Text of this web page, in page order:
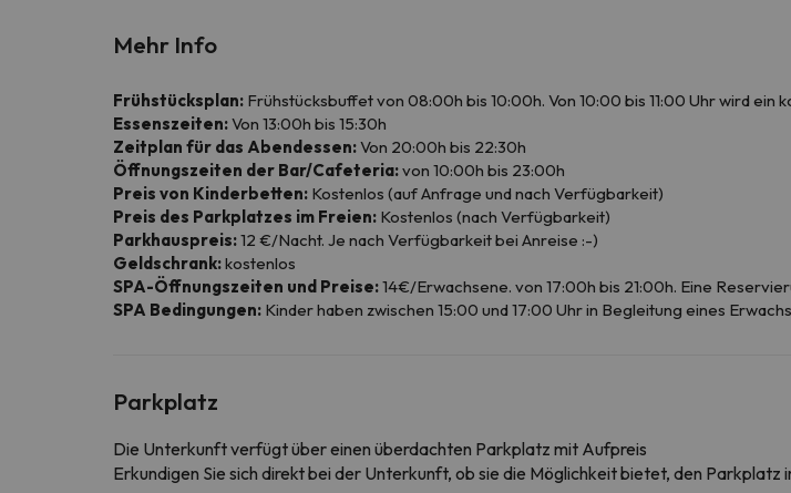
Mehr Info
Frühstücksplan: Frühstücksbuffet von 08:00h bis 10:00h. Von 10:00 bis 11:00 Uhr wird
Essenszeiten:Von 13:00h bis 15:30h
Zeitplan für das Abendessen:Von 20:00h bis 22:30h
Öffnungszeiten der Bar/Cafeteria:von 10:00h bis 23:00h
Preis von Kinderbetten: Kostenlos (auf Anfrage und nach Verfügbarkeit)
Preis des Parkplatzes im Freien: Kostenlos (nach Verfügbarkeit)
Parkhauspreis:12 €/Nacht. Je nach Verfügbarkeit bei Anreise :-)
Geldschrank:kostenlos
SPA-Öffnungszeiten und Preise:14€/Erwachsene. von 17:00h bis 21:00h. Eine
SPA Bedingungen: Kinder haben zwischen 15:00 und 17:00 Uhr in Begleitung eines
Parkplatz
Die Unterkunft verfügt über einen überdachten Parkplatz mit Aufpreis
Erkundigen Sie sich direkt bei der Unterkunft, ob sie die Möglichkeit bietet, den Parkplatz